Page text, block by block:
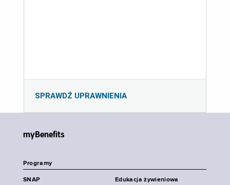
SPRAWDŹ UPRAWNIENIA
myBenefits
Programy
SNAP Edukacja żywieniowa